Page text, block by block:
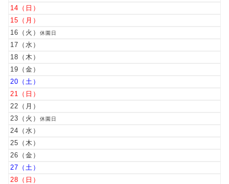
14
15
16
休園日
17
18
19
20
21
22
23
休園日
24
25
26
27
28